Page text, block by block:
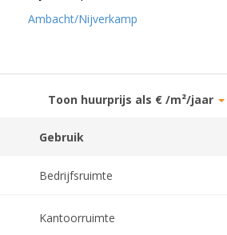
Ambacht/Nijverkamp
Toon huurprijs als € /m²/jaar
Gebruik
Bedrijfsruimte
Kantoorruimte